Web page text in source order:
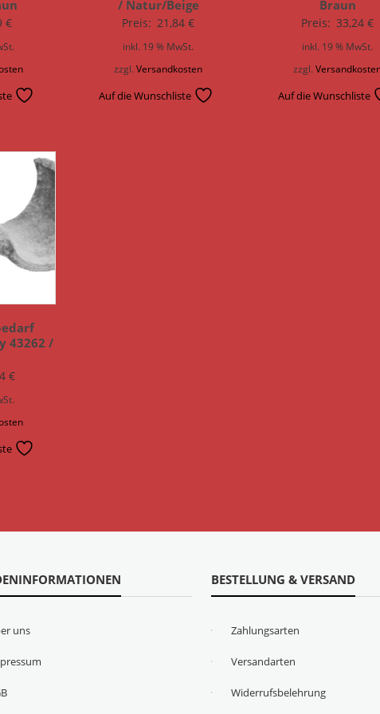
€
/ Natur/Beige
Preis: 21,84€
inkl. 19 % MwSt.
zzgl.Versandkosten
Auf die Wunschliste
Braun
Preis: 33,24€
inkl. 19 % MwSt.
zzgl.
Auf die Wunschliste
43262 /
€
uns
BESTELLUNG & VERSAND
Zahlungsarten
Versandarten
Widerrufsbelehrung